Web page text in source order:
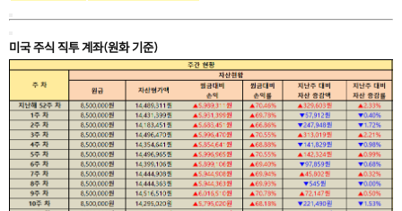
미국 주식 직투 계좌(원화 기준)